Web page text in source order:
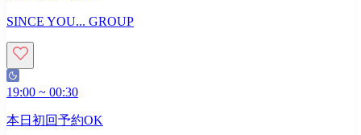
SINCE YOU... GROUP
19:00 ~ 00:30
本日初回予約OK